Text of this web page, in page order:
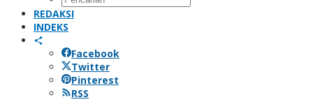
REDAKSI
INDEKS
Facebook
Twitter
Pinterest
RSS